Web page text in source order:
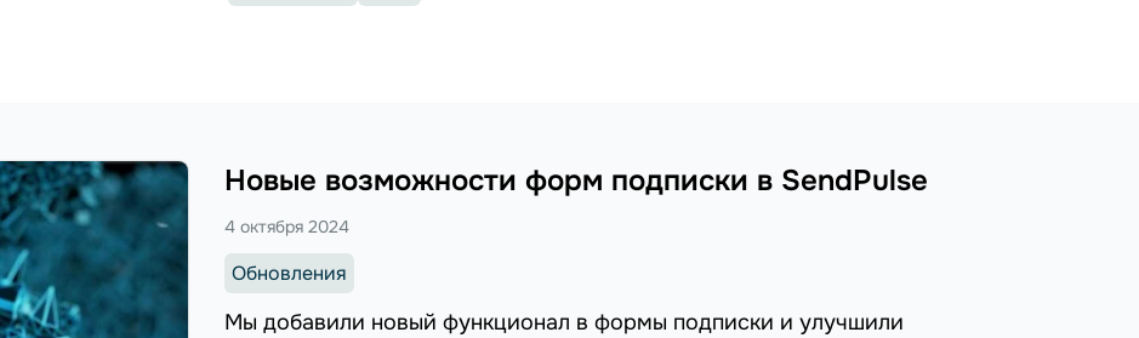
Новые возможности форм подписки в SendPulse
4 октября 2024
Обновления
Мы добавили новый функционал в формы подписки и улучшили